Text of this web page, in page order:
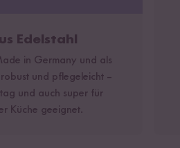
Edelstahl
in Germany und als
und pflegeleicht –
und auch super für
Küche geeignet.